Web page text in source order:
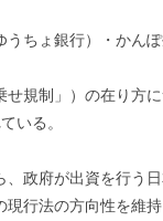
ちょ銀行）・かん
規制」）の在り
いる。
政府が出資を行う
行法の方向性を維